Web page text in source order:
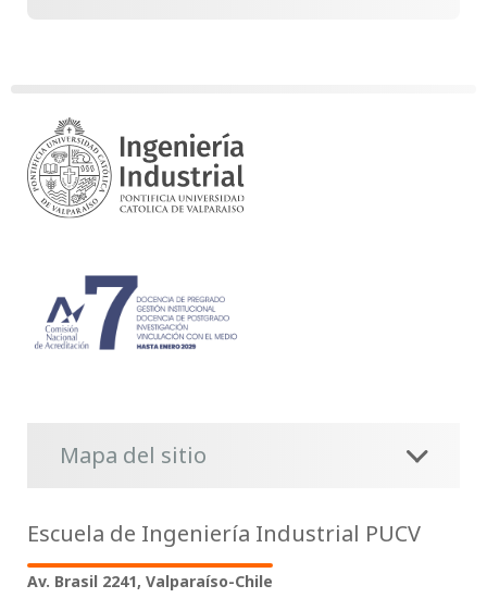
Mapa del sitio
Escuela de Ingeniería Industrial PUCV
Av. Brasil 2241, Valparaíso-Chile